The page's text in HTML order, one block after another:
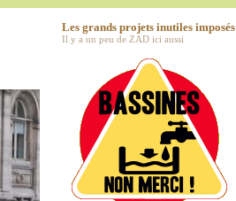
Les grands projets inutiles imposés
Il y a un peu de ZAD ici aussi